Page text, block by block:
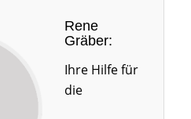
Rene
Gräber:
Ihre Hilfe für
die